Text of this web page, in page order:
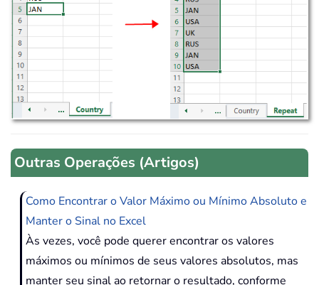
Outras Operações (Artigos)
Como Encontrar o Valor Máximo ou Mínimo Absoluto e
Manter o Sinal no Excel
Às vezes, você pode querer encontrar os valores
máximos ou mínimos de seus valores absolutos, mas
manter seu sinal ao retornar o resultado, conforme